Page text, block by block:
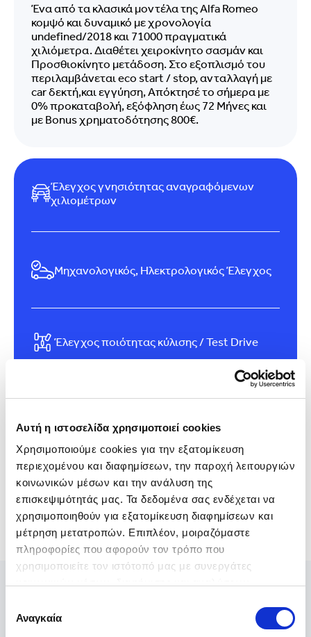
Αυτή η ιστοσελίδα χρησιμοποιεί cookies
Χρησιμοποιούμε cookies για την εξατομίκευση
περιεχομένου και διαφημίσεων, την παροχή λειτουργιών
κοινωνικών μέσων και την ανάλυση της
επισκεψιμότητάς μας. Τα δεδομένα σας ενδέχεται να
χρησιμοποιηθούν για εξατομίκευση διαφημίσεων και
μέτρηση μετατροπών. Επιπλέον, μοιραζόμαστε
πληροφορίες που αφορούν τον τρόπο που
χρησιμοποιείτε τον ιστότοπό μας με συνεργάτες
Δεδομένων Google
), οι οποίοι ενδεχομένως να τις
συνδυάσουν με άλλες πληροφορίες που τους έχετε
συγκατάθεσης
Αναγκαία
Ένα από τα κλασικά μοντέλα της Alfa Romeo
κομψό και δυναμικό με χρονολογία
undefined/2018 και 71000 πραγματικά
χιλιόμετρα. Διαθέτει χειροκίνητο σασμάν και
Προσθιοκίνητο μετάδοση. Στο εξοπλισμό του
περιλαμβάνεται eco start / stop, ανταλλαγή με
car δεκτή,και εγγύηση, Απόκτησέ το σήμερα με
0% προκαταβολή, εξόφληση έως 72 Μήνες και
με Bonus χρηματοδότησης 800€.
Έλεγχος γνησιότητας αναγραφόμενων
χιλιομέτρων
Μηχανολογικός, Ηλεκτρολογικός Έλεγχος
Έλεγχος ποιότητας κύλισης / Test Drive
Αυτοκινήτου